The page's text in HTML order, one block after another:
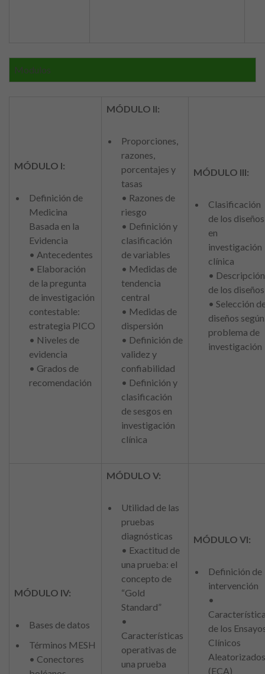
Modulos
MÓDULO I:
Definición de
Medicina
Basada en la
Evidencia
• Antecedentes
• Elaboración
de la pregunta
de investigación
contestable:
estrategia PICO
• Niveles de
evidencia
• Grados de
recomendación
MÓDULO II:
Proporciones,
razones,
porcentajes y
tasas
• Razones de
riesgo
• Definición y
clasificación
de variables
• Medidas de
tendencia
central
• Medidas de
dispersión
• Definición de
validez y
confiabilidad
• Definición y
clasificación
de sesgos en
investigación
clínica
MÓDULO III:
Clasificación
de los diseños
en
investigación
clínica
• Descripción
de los diseños
• Selección
diseños según
problema de
investigación
MÓDULO IV:
Bases de datos
Términos MESH
• Conectores
MÓDULO V:
Utilidad de las
pruebas
diagnósticas
• Exactitud de
una prueba: el
concepto de
“Gold
Standard”
•
Características
operativas de
una prueba
MÓDULO VI:
Definición de
intervención
•
de los
Clínicos
Aleatorizados
(ECA)